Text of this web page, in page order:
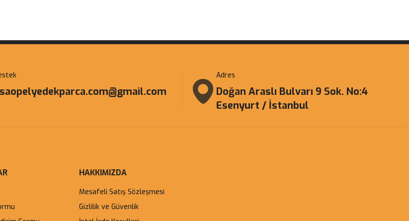
Adres
Doğan Araslı Bulvarı 9 Sok. No:4
Esenyurt / İstanbul
HAKKIMIZDA
Mesafeli Satış Sözleşmesi
Gizlilik ve Güvenlik